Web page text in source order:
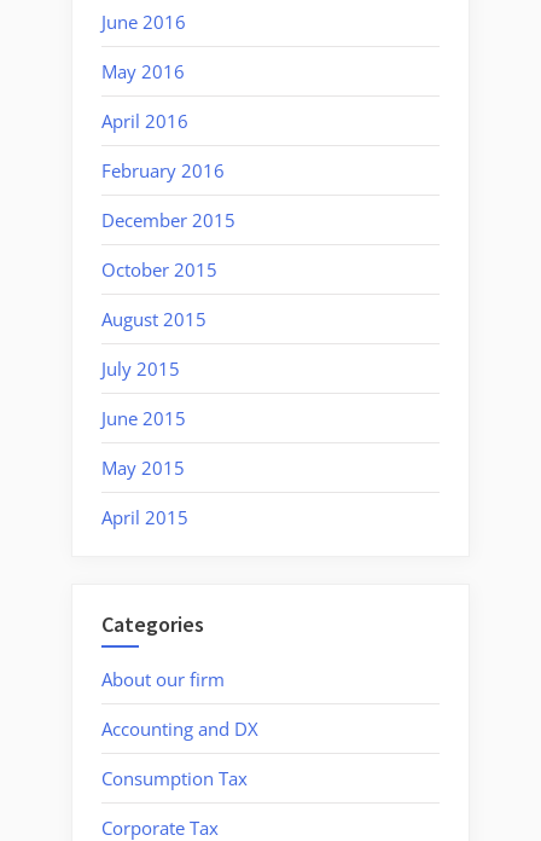
June 2016
May 2016
April 2016
February 2016
December 2015
October 2015
August 2015
July 2015
June 2015
May 2015
April 2015
Categories
About our firm
Accounting and DX
Consumption Tax
Corporate Tax